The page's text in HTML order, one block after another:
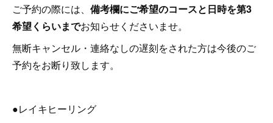
ご予約の際には、 備考欄にご希望のコースと日時を第3
希望くらいまでお知らせくださいませ。
無断キャンセル・連絡なしの遅刻をされた方は今後のご
予約をお断り致します。
●レイキヒーリング